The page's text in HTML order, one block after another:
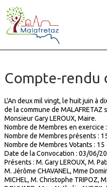
Compte-rendu
L'An deux mil vingt, le huit juin à
de la commune de
Monsieur Gary LEROUX, Maire.
Nombre de Membres en exercice
Nombre de Membres présents :
Nombre de Membres Votants : 15
Date de la Convocation : 03/06/
Présents : M. Gary LEROUX, M.
M. Jérôme CHAVANEL, Mme
MICHEL, M. Christophe TRIPOZ,